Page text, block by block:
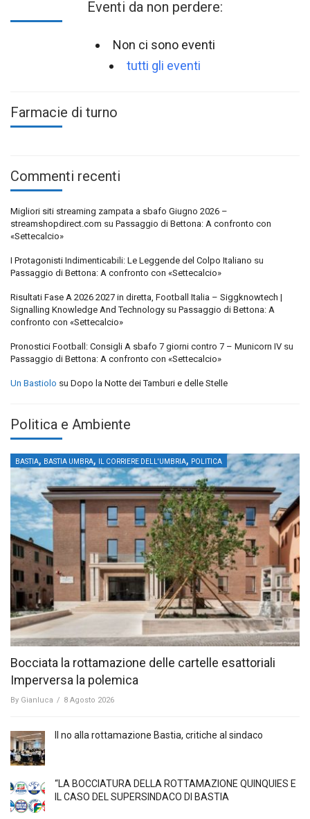
Eventi da non perdere:
Non ci sono eventi
tutti gli eventi
Farmacie di turno
Commenti recenti
Migliori siti streaming zampata a sbafo Giugno 2026 –
streamshopdirect.com su Passaggio di Bettona: A confronto con
«Settecalcio»
I Protagonisti Indimenticabili: Le Leggende del Colpo Italiano su
Passaggio di Bettona: A confronto con «Settecalcio»
Risultati Fase A 2026 2027 in diretta, Football Italia – Siggknowtech |
Signalling Knowledge And Technology su Passaggio di Bettona: A
confronto con «Settecalcio»
Pronostici Football: Consigli A sbafo 7 giorni contro 7 – Municorn IV su
Passaggio di Bettona: A confronto con «Settecalcio»
Un Bastiolo su Dopo la Notte dei Tamburi e delle Stelle
Politica e Ambiente
BASTIA, BASTIA UMBRA, IL CORRIERE DELL'UMBRIA, POLITICA
Bocciata la rottamazione delle cartelle esattoriali
Imperversa la polemica
By Gianluca / 8 Agosto 2026
Il no alla rottamazione Bastia, critiche al sindaco
“LA BOCCIATURA DELLA ROTTAMAZIONE QUINQUIES E
IL CASO DEL SUPERSINDACO DI BASTIA